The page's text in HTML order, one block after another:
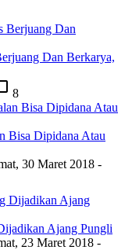
Dan Berkarya,
8
Bisa Dipidana Atau
30 Maret 2018 -
Ajang Pungli
23 Maret 2018 -